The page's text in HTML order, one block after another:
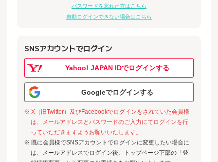
パスワードを忘れた方はこちら
自動ログインできない場合はこちら
SNSアカウントでログイン
Yahoo! JAPAN IDでログインする
Googleでログインする
※ X（旧Twitter）及びFacebookでログインをされていた会員様
は、メールアドレスとパスワードのご入力にてログインを行
っていただきますようお願いいたします。
※ 既に会員様でSNSアカウントでログインに変更したい場合に
は、メールアドレスでログイン後、トップページ下部の「登